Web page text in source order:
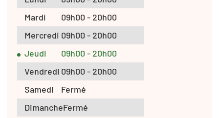
Mardi
09h00 - 20h00
Mercredi 09h00 - 20h00
Jeudi
09h00 - 20h00
Vendredi 09h00 - 20h00
Samedi
Fermé
DimancheFermé